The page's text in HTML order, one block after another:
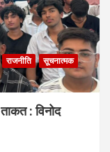
राजनीति
सूचनात्मक
: विनोद